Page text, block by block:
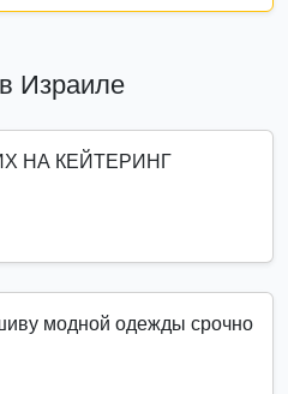
Израиле
НА КЕЙТЕРИНГ
модной одежды срочно